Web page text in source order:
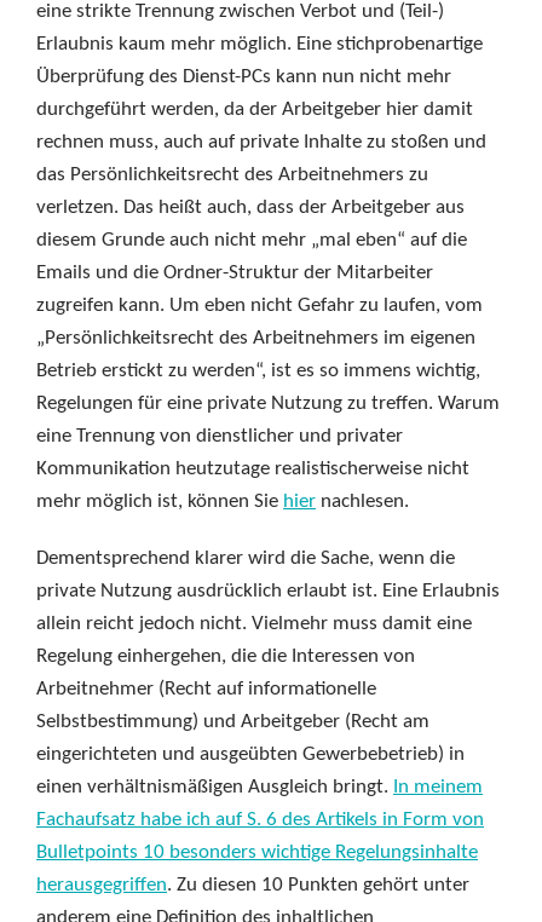
eine strikte Trennung zwischen Verbot und (Teil-)
Erlaubnis kaum mehr möglich. Eine stichprobenartige
Überprüfung des Dienst-PCs kann nun nicht mehr
durchgeführt werden, da der Arbeitgeber hier damit
rechnen muss, auch auf private Inhalte zu stoßen und
das Persönlichkeitsrecht des Arbeitnehmers zu
verletzen. Das heißt auch, dass der Arbeitgeber aus
diesem Grunde auch nicht mehr „mal eben“ auf die
Emails und die Ordner-Struktur der Mitarbeiter
zugreifen kann. Um eben nicht Gefahr zu laufen, vom
„Persönlichkeitsrecht des Arbeitnehmers im eigenen
Betrieb erstickt zu werden“, ist es so immens wichtig,
Regelungen für eine private Nutzung zu treffen. Warum
eine Trennung von dienstlicher und privater
Kommunikation heutzutage realistischerweise nicht
mehr möglich ist, können Sie hier nachlesen.
Dementsprechend klarer wird die Sache, wenn die
private Nutzung ausdrücklich erlaubt ist. Eine Erlaubnis
allein reicht jedoch nicht. Vielmehr muss damit eine
Regelung einhergehen, die die Interessen von
Arbeitnehmer (Recht auf informationelle
Selbstbestimmung) und Arbeitgeber (Recht am
eingerichteten und ausgeübten Gewerbebetrieb) in
einen verhältnismäßigen Ausgleich bringt. In meinem
Fachaufsatz habe ich auf S. 6 des Artikels in Form von
Bulletpoints 10 besonders wichtige Regelungsinhalte
herausgegriffen. Zu diesen 10 Punkten gehört unter
anderem eine Definition des inhaltlichen